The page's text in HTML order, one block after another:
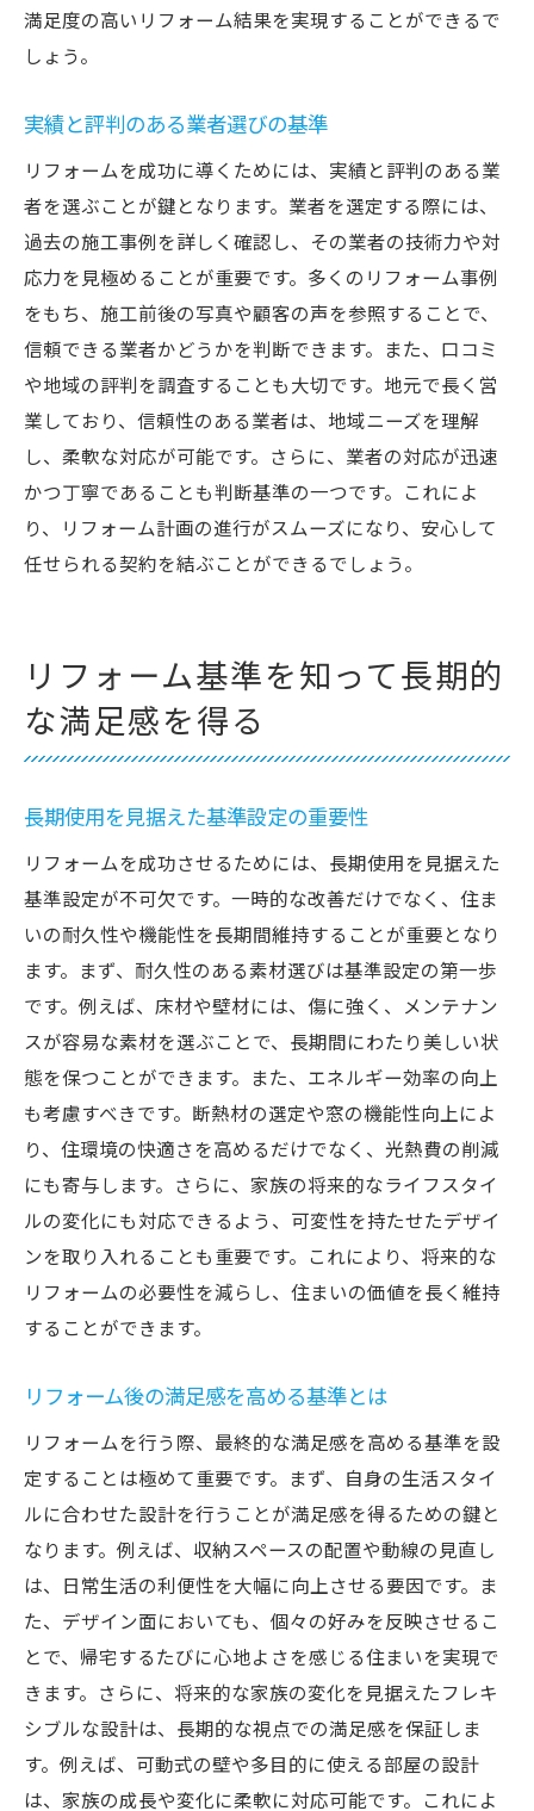
満足度の高いリフォーム結果を実現することができるで
しょう。
実績と評判のある業者選びの基準
リフォームを成功に導くためには、実績と評判のある業
者を選ぶことが鍵となります。業者を選定する際には、
過去の施工事例を詳しく確認し、その業者の技術力や対
応力を見極めることが重要です。多くのリフォーム事例
をもち、施工前後の写真や顧客の声を参照することで、
信頼できる業者かどうかを判断できます。また、口コミ
や地域の評判を調査することも大切です。地元で長く営
業しており、信頼性のある業者は、地域ニーズを理解
し、柔軟な対応が可能です。さらに、業者の対応が迅速
かつ丁寧であることも判断基準の一つです。これによ
り、リフォーム計画の進行がスムーズになり、安心して
任せられる契約を結ぶことができるでしょう。
リフォーム基準を知って長期的
な満足感を得る
長期使用を見据えた基準設定の重要性
リフォームを成功させるためには、長期使用を見据えた
基準設定が不可欠です。一時的な改善だけでなく、住ま
いの耐久性や機能性を長期間維持することが重要となり
ます。まず、耐久性のある素材選びは基準設定の第一歩
です。例えば、床材や壁材には、傷に強く、メンテナン
スが容易な素材を選ぶことで、長期間にわたり美しい状
態を保つことができます。また、エネルギー効率の向上
も考慮すべきです。断熱材の選定や窓の機能性向上によ
り、住環境の快適さを高めるだけでなく、光熱費の削減
にも寄与します。さらに、家族の将来的なライフスタイ
ルの変化にも対応できるよう、可変性を持たせたデザイ
ンを取り入れることも重要です。これにより、将来的な
リフォームの必要性を減らし、住まいの価値を長く維持
することができます。
リフォーム後の満足感を高める基準とは
リフォームを行う際、最終的な満足感を高める基準を設
定することは極めて重要です。まず、自身の生活スタイ
ルに合わせた設計を行うことが満足感を得るための鍵と
なります。例えば、収納スペースの配置や動線の見直し
は、日常生活の利便性を大幅に向上させる要因です。ま
た、デザイン面においても、個々の好みを反映させるこ
とで、帰宅するたびに心地よさを感じる住まいを実現で
きます。さらに、将来的な家族の変化を見据えたフレキ
シブルな設計は、長期的な視点での満足感を保証しま
す。例えば、可動式の壁や多目的に使える部屋の設計
は、家族の成長や変化に柔軟に対応可能です。これによ